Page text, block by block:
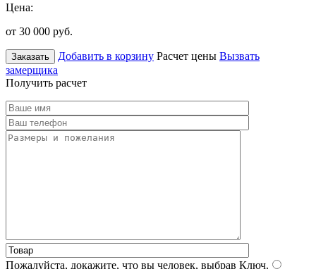
Цена:
от 30 000 руб.
Заказать Добавить в корзину Расчет цены Вызвать
замерщика
Получить расчет
Пожалуйста, докажите, что вы человек, выбрав Ключ.